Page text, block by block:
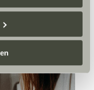
aus,
Verarbeitung Ihrer
Die Einwilligung ist
nicht erforderlich
widerrufen
werden nur die